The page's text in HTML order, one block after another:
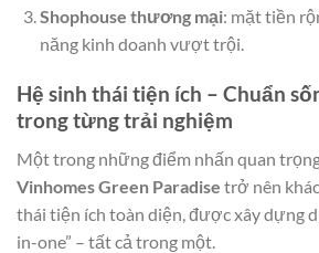
Shophouse thương mại: mặt tiền
năng kinh doanh vượt trội.
Hệ sinh thái tiện ích – Chuẩn
trong từng trải nghiệm
Một trong những điểm nhấn quan
Vinhomes Green Paradise trở nên
thái tiện ích toàn diện, được xây dựng
in-one” – tất cả trong một.